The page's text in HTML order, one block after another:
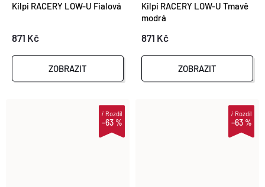
Kilpi RACERY LOW-U Fialová
871 Kč
ZOBRAZIT
Kilpi RACERY LOW-U Tmavě
modrá
871 Kč
ZOBRAZIT
–63 %
iRozdíl
–63 %
iRozdíl